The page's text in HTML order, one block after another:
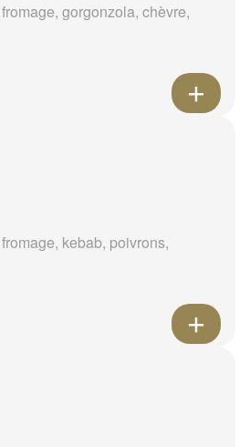
gorgonzola, chèvre,
kebab, poivrons,